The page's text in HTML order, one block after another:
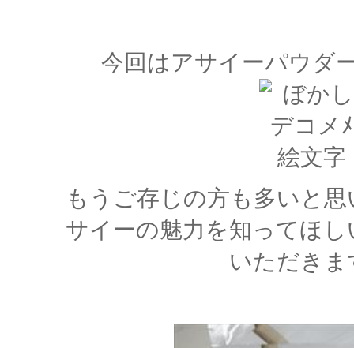
今回はアサイーパウダ
もうご存じの方も多いと
サイーの魅力を知ってほ
いただきま